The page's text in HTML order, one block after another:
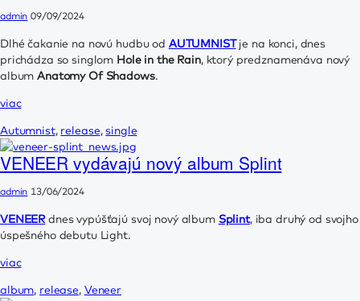
admin 09/09/2024
Dlhé čakanie na novú hudbu od AUTUMNISTje na konci, dnes
prichádza so singlom Hole in the Rain, ktorý predznamenáva nový
albumAnatomy Of Shadows.
viac
Autumnist, release, single
VENEER vydávajú nový album Splint
admin 13/06/2024
VENEERdnes vypúšťajú svoj nový album Splint, iba druhý od svojho
úspešného debutu Light.
viac
album, release, Veneer